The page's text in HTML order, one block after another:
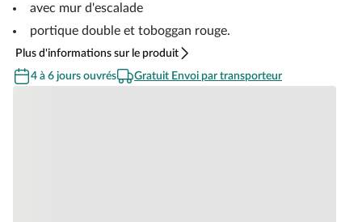
avec mur d'escalade
portique double et toboggan rouge.
Plus d'informations sur le produit
4 à 6 jours ouvrés
Gratuit Envoi par transporteur